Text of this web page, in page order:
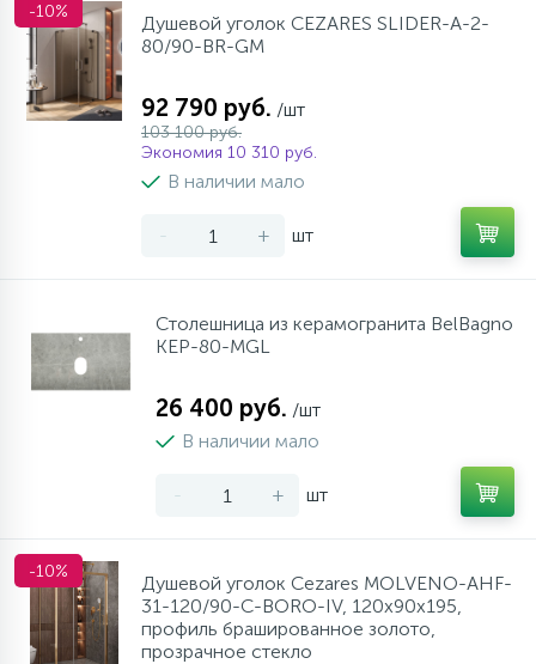
-10%
Душевой уголок CEZARES SLIDER-A-2-
80/90-BR-GM
92 790 руб. /шт
103 100 руб.
Экономия 10 310 руб.
В наличии мало
- + шт
Столешница из керамогранита BelBagno
KEP-80-MGL
26 400 руб. /шт
В наличии мало
- + шт
-10%
Душевой уголок Cezares MOLVENO-AHF-
31-120/90-C-BORO-IV, 120х90х195,
профиль брашированное золото,
прозрачное стекло